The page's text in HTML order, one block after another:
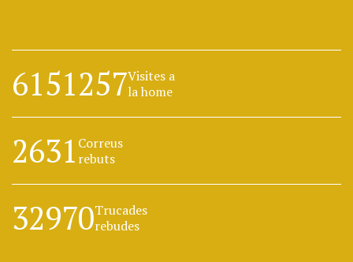
6151257Visites a
la home
2631 Correus
rebuts
32970Trucades
rebudes